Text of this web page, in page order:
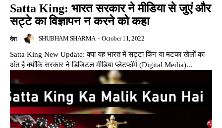
Satta King: भारत सरकार ने मीडिया से जुएं और
सट्टे का विज्ञापन न करने को कहा
देश SHUBHAM SHARMA - October 11, 2022
Satta King New Update: क्या यह भारत में सट्टा किंग या मटका खेलों का
अंत है क्योंकि सरकार ने डिजिटल मीडिया प्लेटफॉर्म (Digital Media)...